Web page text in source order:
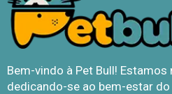
Bem-vindo à Pet Bull!
dedicando-se ao bem-estar do